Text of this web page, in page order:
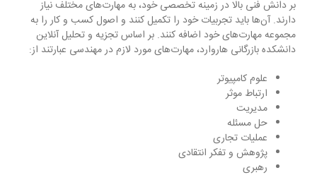
بر دانش فنی بالا در زمینه تخصصی خود، به مهارت‌های مختلف نیاز
دارند. آن‌ها باید تجربیات خود را تکمیل کنند و اصول کسب و کار را به
مجموعه مهارت‌های خود اضافه کنند. بر اساس تجزیه و تحلیل آنلاین
دانشکده بازرگانی هاروارد، مهارت‌های مورد لازم در مهندسی عبارتند از:
علوم کامپیوتر
ارتباط موثر
مدیریت
حل مسئله
عملیات تجاری
پژوهش و تفکر انتقادی
رهبری